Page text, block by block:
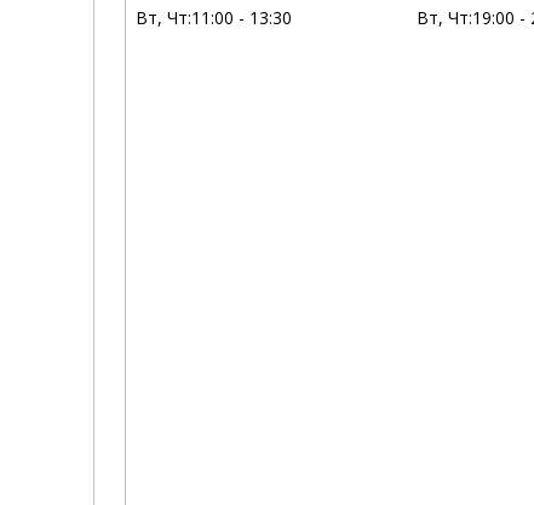
Вт, Чт:11:00 - 13:30
Вт, Чт:19:00 -